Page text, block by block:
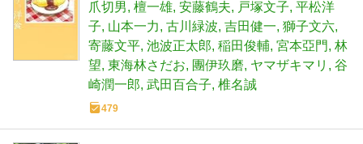
爪切男 檀一雄 安藤鶴夫 戸塚文子 平松洋
子 山本一力 古川緑波 吉田健一 獅子文六
寄藤文平 池波正太郎 稲田俊輔 宮本亞門 林
望 東海林さだお 團伊玖磨 ヤマザキマリ
谷
崎潤一郎 武田百合子 椎名誠
479